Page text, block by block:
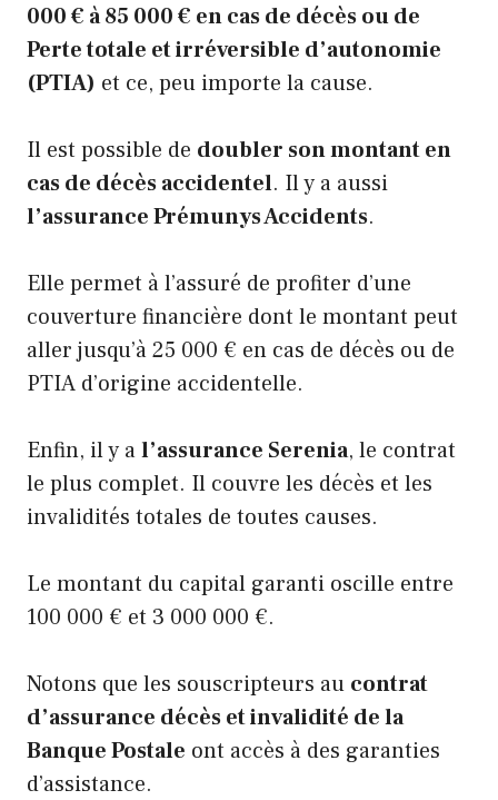
000 € à 85 000 € en cas de décès ou de
Perte totale et irréversible d’autonomie
(PTIA) et ce, peu importe la cause.
Il est possible de doubler son montant en
cas de décès accidentel. Il y a aussi
l’assurance Prémunys Accidents.
Elle permet à l’assuré de profiter d’une
couverture financière dont le montant peut
aller jusqu’à 25 000 € en cas de décès ou de
PTIA d’origine accidentelle.
Enfin, il y al’assurance Serenia, le contrat
le plus complet. Il couvre les décès et les
invalidités totales de toutes causes.
Le montant du capital garanti oscille entre
100 000 € et 3 000 000 €.
Notons que les souscripteurs au contrat
d’assurance décès et invalidité de la
Banque Postale ont accès à des garanties
d’assistance.